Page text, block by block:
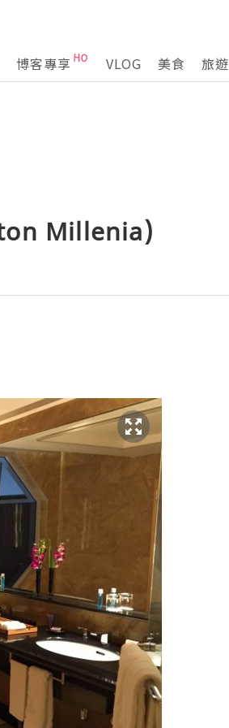
博客專享 VLOG 美食 旅遊
Millenia)